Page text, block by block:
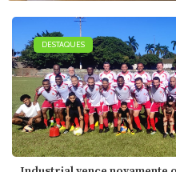
DESTAQUES